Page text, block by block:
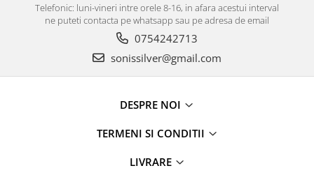
Telefonic: luni-vineri intre orele 8-16, in afara acestui interval
ne puteti contacta pe whatsapp sau pe adresa de email
0754242713
sonissilver@gmail.com
DESPRE NOI
TERMENI SI CONDITII
LIVRARE